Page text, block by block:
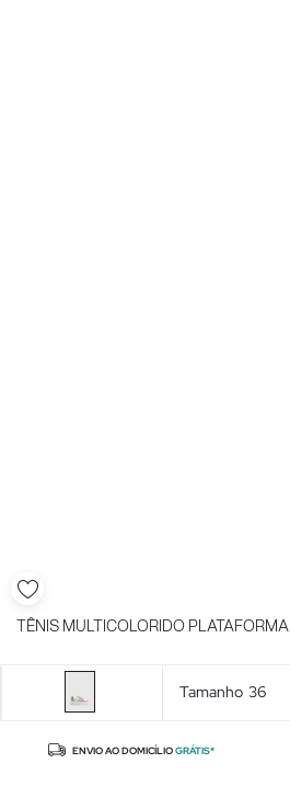
TÊNIS MULTICOLORIDO PLATAFORMA
Tamanho 36
ENVIO AO DOMICÍLIOGRÁTIS*